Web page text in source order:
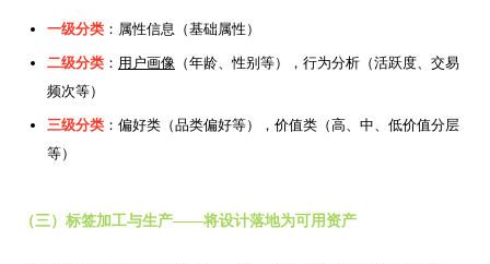
一级分类 ：属性信息（基础属性）
二级分类 ： 用户画像 （年龄、性别等），行为分析（活跃度、交易
频次等）
三级分类 ：偏好类（品类偏好等），价值类（高、中、低价值分层
等）
（三）标签加工与生产——将设计落地为可用资产